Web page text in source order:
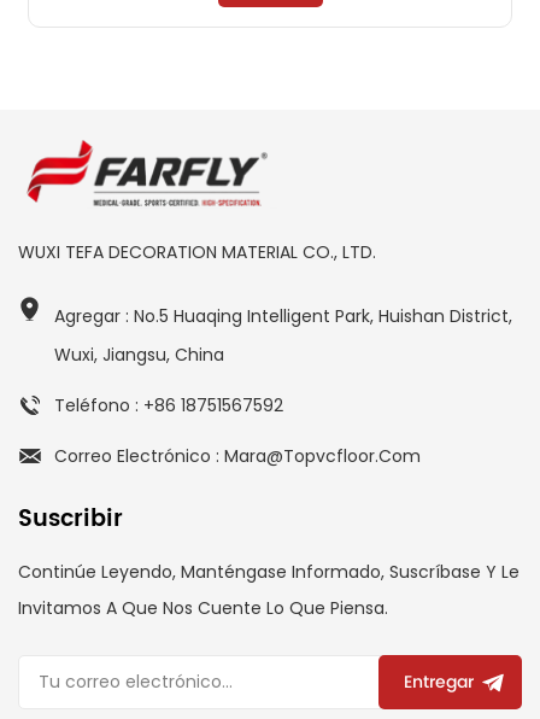
WUXI TEFA DECORATION MATERIAL CO., LTD.
Agregar : No.5 Huaqing Intelligent Park, Huishan District,
Wuxi, Jiangsu, China
Teléfono : +86 18751567592
Correo Electrónico : Mara@topvcfloor.com
Suscribir
Continúe Leyendo, Manténgase Informado, Suscríbase Y Le
Invitamos A Que Nos Cuente Lo Que Piensa.
Entregar